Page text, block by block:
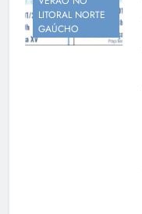
LITORAL NORTE
GAÚCHO